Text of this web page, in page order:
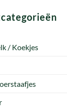
/ Koekjes